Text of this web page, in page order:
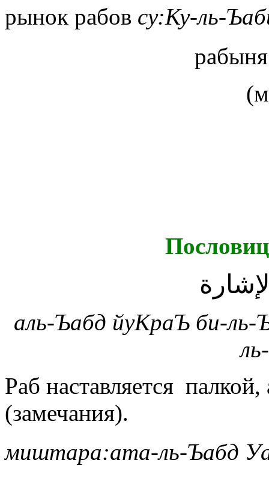
рынок рабов су:Ку-ль-
аль-Ъабд йуКраЪ би-ль-
Раб наставляется
(замечания).
миштара:ата-ль-Ъабд